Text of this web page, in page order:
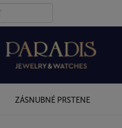
ZÁSNUBNÉ PRSTENE